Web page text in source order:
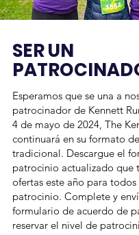
SER UN
Esperamos que se una a
patrocinador de Kennett
4 de mayo de 2024, The
continuará en su formato
tradicional. Descargue el
patrocinio actualizado que
ofertas este año para
patrocinio. Complete y
formulario de acuerdo de
reservar el nivel de